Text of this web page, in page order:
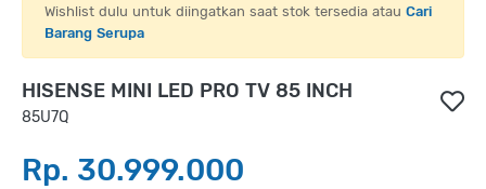
Wishlist dulu untuk diingatkan saat stok tersedia atau Cari
Barang Serupa
HISENSE MINI LED PRO TV 85 INCH
85U7Q
Rp. 30.999.000